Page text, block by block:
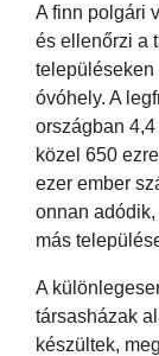
A finn polgári
és ellenőrzi a
óvóhely. A
országban
közel 650
ezer ember
onnan
más
A
társasházak
készültek,